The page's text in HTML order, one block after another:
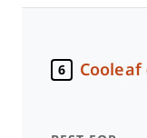
6 Cooleaf